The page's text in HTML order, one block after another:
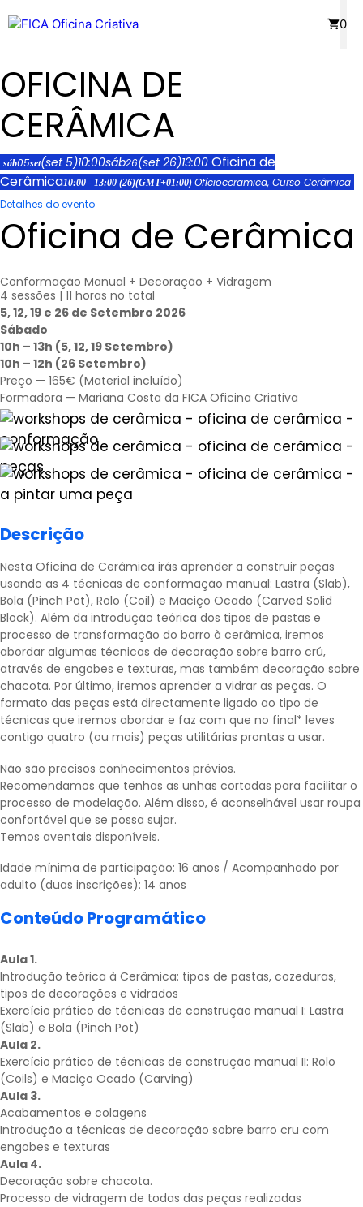
para
conteúdo
0
OFICINA DE
CERÂMICA
sáb05set(set 5)10:00sáb26(set 26)13:00 Oficina de
Cerâmica10:00 - 13:00 (26)(GMT+01:00) Ofícioceramica, Curso Cerâmica
Detalhes do evento
Oficina de Cerâmica
Conformação Manual + Decoração + Vidragem
4 sessões | 11 horas no total
5, 12, 19 e 26 de Setembro 2026
Sábado
10h – 13h (5, 12, 19 Setembro)
10h – 12h (26 Setembro)
Preço — 165€ (Material incluído)
Formadora — Mariana Costa da FICA Oficina Criativa
Descrição
Nesta Oficina de Cerâmica irás aprender a construir peças
usando as 4 técnicas de conformação manual: Lastra (Slab),
Bola (Pinch Pot), Rolo (Coil) e Maciço Ocado (Carved Solid
Block). Além da introdução teórica dos tipos de pastas e
processo de transformação do barro à cerâmica, iremos
abordar algumas técnicas de decoração sobre barro crú,
através de engobes e texturas, mas também decoração sobre
chacota. Por último, iremos aprender a vidrar as peças. O
formato das peças está directamente ligado ao tipo de
técnicas que iremos abordar e faz com que no final* leves
contigo quatro (ou mais) peças utilitárias prontas a usar.
Não são precisos conhecimentos prévios.
Recomendamos que tenhas as unhas cortadas para facilitar o
processo de modelação. Além disso, é aconselhável usar roupa
confortável que se possa sujar.
Temos aventais disponíveis.
Idade mínima de participação: 16 anos / Acompanhado por
adulto (duas inscrições): 14 anos
Conteúdo Programático
Aula 1.
Introdução teórica à Cerâmica: tipos de pastas, cozeduras,
tipos de decorações e vidrados
Exercício prático de técnicas de construção manual I: Lastra
(Slab) e Bola (Pinch Pot)
Aula 2.
Exercício prático de técnicas de construção manual II: Rolo
(Coils) e Maciço Ocado (Carving)
Aula 3.
Acabamentos e colagens
Introdução a técnicas de decoração sobre barro cru com
engobes e texturas
Aula 4.
Decoração sobre chacota.
Processo de vidragem de todas das peças realizadas